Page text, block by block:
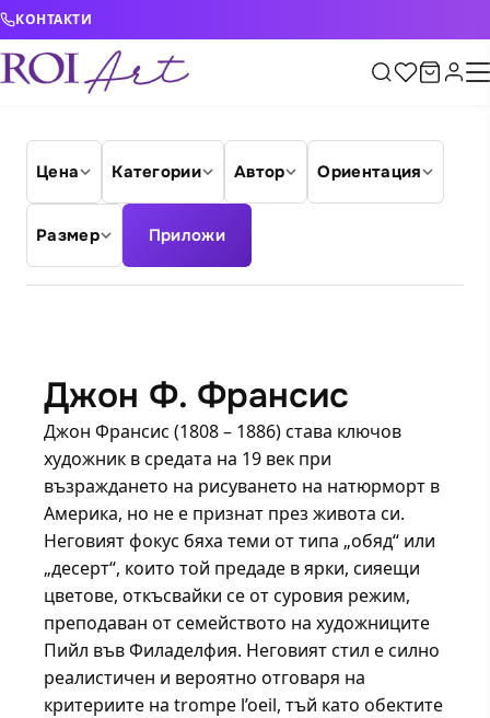
Skip to content
КОНТАКТИ
Цена Категории Автор Ориентация
Размер Приложи
Джон Ф. Франсис
Джон Франсис (1808 – 1886) става ключов
художник в средата на 19 век при
възраждането на рисуването на натюрморт в
Америка, но не е признат през живота си.
Неговият фокус бяха теми от типа „обяд“ или
„десерт“, които той предаде в ярки, сияещи
цветове, откъсвайки се от суровия режим,
преподаван от семейството на художниците
Пийл във Филаделфия. Неговият стил е силно
реалистичен и вероятно отговаря на
критериите на trompe l’oeil, тъй като обектите